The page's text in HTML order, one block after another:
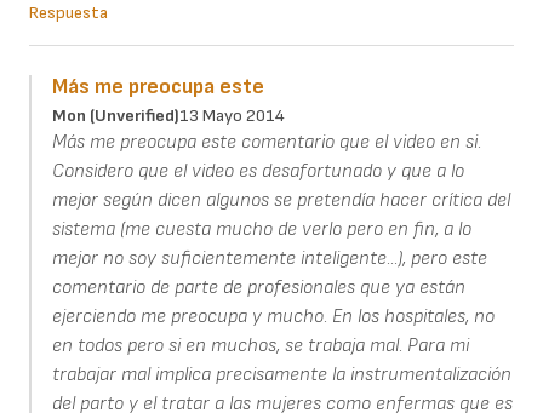
Respuesta
Más me preocupa este
Mon (unverified)13 Mayo 2014
Más me preocupa este comentario que el video en si.
Considero que el video es desafortunado y que a lo
mejor según dicen algunos se pretendía hacer crítica del
sistema (me cuesta mucho de verlo pero en fin, a lo
mejor no soy suficientemente inteligente...), pero este
comentario de parte de profesionales que ya están
ejerciendo me preocupa y mucho. En los hospitales, no
en todos pero si en muchos, se trabaja mal. Para mi
trabajar mal implica precisamente la instrumentalización
del parto y el tratar a las mujeres como enfermas que es